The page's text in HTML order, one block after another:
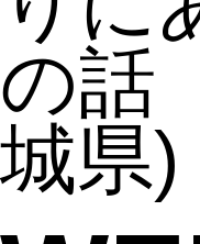
の
城県)